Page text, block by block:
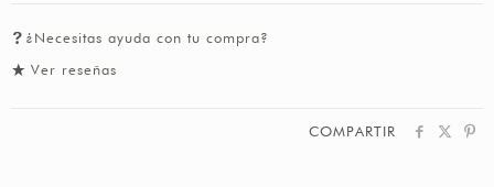
¿Necesitas ayuda con tu compra?
Ver reseñas
COMPARTIR